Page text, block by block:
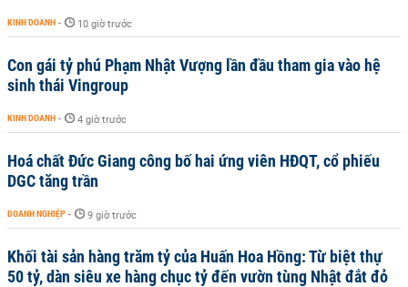
KINH DOANH - 10 giờ trước
Con gái tỷ phú Phạm Nhật Vượng lần đầu tham gia vào hệ
sinh thái Vingroup
KINH DOANH - 4 giờ trước
Hoá chất Đức Giang công bố hai ứng viên HĐQT, cổ phiếu
DGC tăng trần
DOANH NGHIỆP - 9 giờ trước
Khối tài sản hàng trăm tỷ của Huấn Hoa Hồng: Từ biệt thự
50 tỷ, dàn siêu xe hàng chục tỷ đến vườn tùng Nhật đắt đỏ